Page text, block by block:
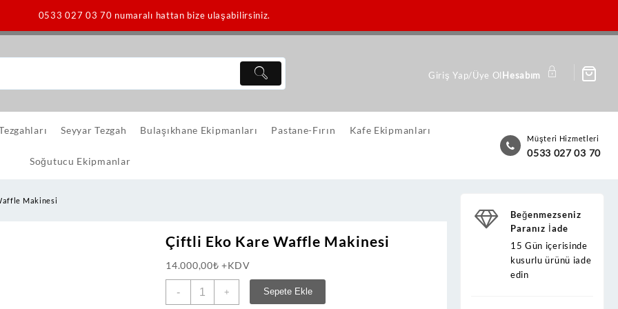
0533 027 03 70 numaralı hattan bize ulaşabilirsiniz.
Giriş Yap/Üye Ol Hesabım
Seyyar Tezgah Bulaşıkhane Ekipmanları Pastane-Fırın Kafe Ekipmanları
Soğutucu Ekipmanlar
Müşteri Hizmetleri
0533 027 03 70
Makinesi
Çiftli Eko Kare Waffle Makinesi
14.000,00₺ +KDV
-
Çiftli
+ Sepete Ekle
Beğenmezseniz
Paranız İade
15 Gün içerisinde
kusurlu ürünü iade
edin